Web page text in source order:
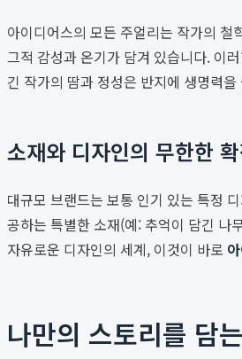
아이디어스의 모든 주얼리는 작가의
그적 감성과 온기가 담겨 있습니다. 이
긴 작가의 땀과 정성은 반지에 생명력
소재와 디자인의 무한한
대규모 브랜드는 보통 인기 있는 특정
공하는 특별한 소재(예: 추억이 담긴 나
자유로운 디자인의 세계, 이것이 바로
나만의 스토리를 담